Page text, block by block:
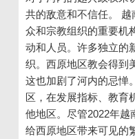
共的敌意和不信任。
众和宗教组织的重要机
动和人员。许多独立的
织。西原地区教会得到
这也加剧了河内的忌惮
区，在发展指标、教育
他地区。尽管2022年越
给西原地区带来可见的